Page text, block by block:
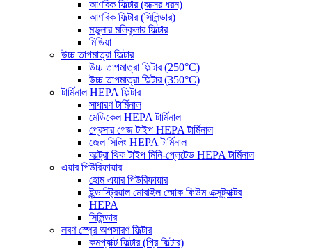
আণবিক ফিল্টার (বক্সের ধরন)
আণবিক ফিল্টার (সিলিন্ডার)
মডুলার মলিকুলার ফিল্টার
মিডিয়া
উচ্চ তাপমাত্রা ফিল্টার
উচ্চ তাপমাত্রা ফিল্টার (250°C)
উচ্চ তাপমাত্রা ফিল্টার (350°C)
টার্মিনাল HEPA ফিল্টার
সাধারণ টার্মিনাল
মেডিকেল HEPA টার্মিনাল
প্রেসার গেজ টাইপ HEPA টার্মিনাল
জেল সিলিং HEPA টার্মিনাল
আল্ট্রা থিক টাইপ মিনি-প্লেটেড HEPA টার্মিনাল
এয়ার পিউরিফায়ার
হোম এয়ার পিউরিফায়ার
ইন্ডাস্ট্রিয়াল মোবাইল স্মোক ফিউম এক্সট্র্যাক্টর
HEPA
সিলিন্ডার
লবণ স্প্রে অপসারণ ফিল্টার
কমপ্যাক্ট ফিল্টার (প্রি ফিল্টার)